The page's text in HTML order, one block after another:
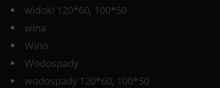
widoki 120*60, 100*50
wina
Wino
Wodospady
wodospady 120*60, 100*50